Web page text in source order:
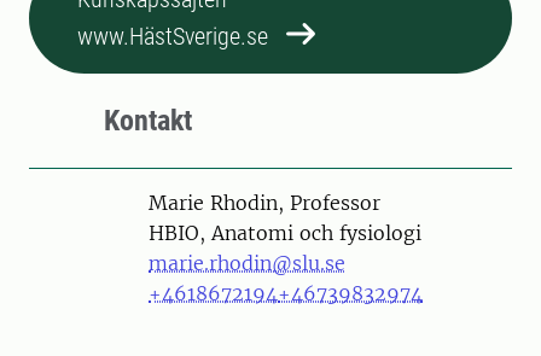
www.HästSverige.se
Kontakt
PersonMarie Rhodin, Professor
HBIO, Anatomi och fysiologi
marie.rhodin@slu.se
+4618672194+46739832974